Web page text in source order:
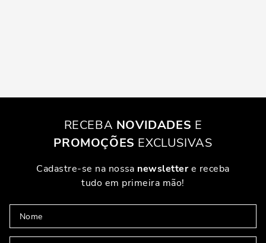
RECEBA NOVIDADES E
PROMOÇÕES EXCLUSIVAS
Cadastre-se na nossa newslettere receba
tudo em primeira mão!